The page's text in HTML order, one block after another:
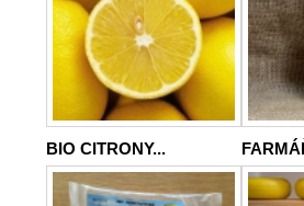
BIO CITRONY...